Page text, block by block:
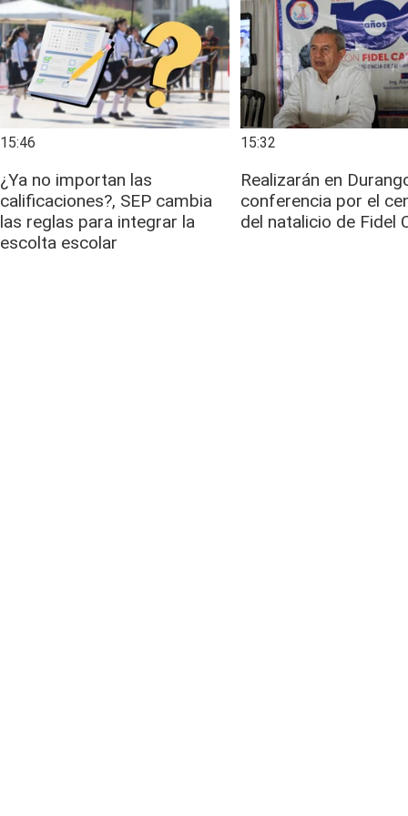
15:46
¿Ya no importan las
calificaciones?, SEP cambia
las reglas para integrar la
escolta escolar
15:32
Realizarán en
conferencia por el
del natalicio de Fidel